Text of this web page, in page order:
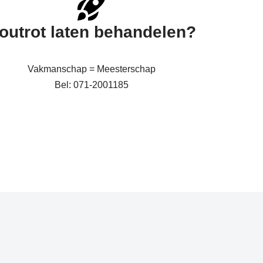
laten behandelen?
Vakmanschap = Meesterschap
Bel: 071-2001185